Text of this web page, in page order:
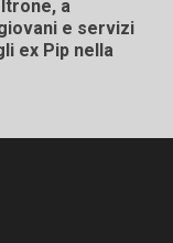
a
e servizi
ex Pip nella